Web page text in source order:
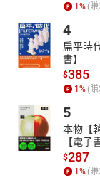
1% (賺
4
扁平時
書】
$385
1% (賺
5
本物【
【電子
$287
1% (賺